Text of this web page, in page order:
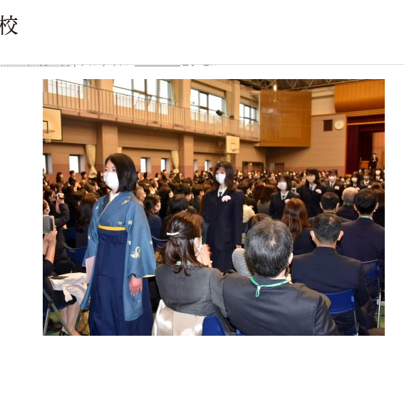
学校生活
吉祥の一日
年間行事
委員会活動・部活動
学校生活Q&A
生徒居住地・通学時間
進路・進学
大学合格実績
進路プログラム
卒業生のメッセージ
卒業生の活躍
国際交流
国際交流行事
1年留学の制度
1年留学の留学先
本校の姉妹校・友好校
入試関
学校説
報
デジタ
募集要項
入試問題
入試Q&A
2022年3月22日 |フルサイズ:480 × 360ピクセル